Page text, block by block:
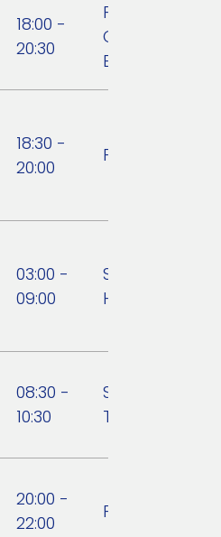
18:00 -
20:30
Freinatur -
Gesundheit
Bewegung
18:30 -
20:00
Fitnetz
03:00 -
09:00
Seniorenklub
Hirnsdorf
08:30 -
10:30
Swim. Bike. Run.
Thermenland
20:00 -
22:00
Fitnetz